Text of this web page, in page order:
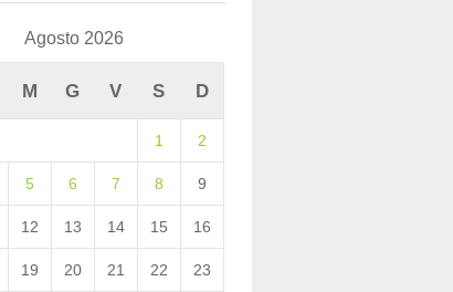
Agosto 2026
M G V S D
1 2
5 6 7 8 9
12 13 14 15 16
19 20 21 22 23